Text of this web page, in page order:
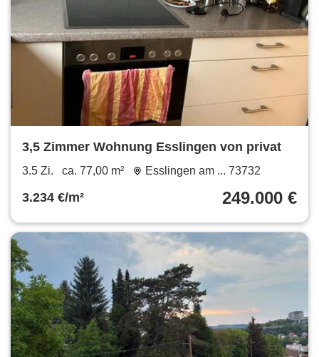
3,5 Zimmer Wohnung Esslingen von privat
3.5 Zi. ca. 77,00 m² Esslingen am ... 73732
3.234 €/m² 249.000 €